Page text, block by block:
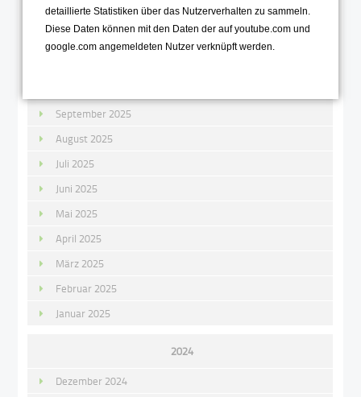
2025
September 2025
August 2025
Juli 2025
Juni 2025
Mai 2025
April 2025
März 2025
Februar 2025
Januar 2025
2024
Dezember 2024
detaillierte Statistiken über das Nutzerverhalten zu sammeln.
Diese Daten können mit den Daten der auf youtube.com und
google.com angemeldeten Nutzer verknüpft werden.